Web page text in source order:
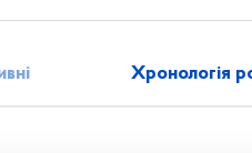
Хронологія